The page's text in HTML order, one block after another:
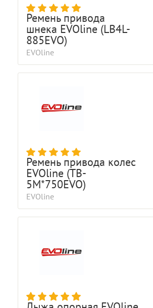
Ремень привода
шнека EVOline (LB4L-
885EVO)
EVOline
Ремень привода колес
EVOline (TB-
5M*750EVO)
EVOline